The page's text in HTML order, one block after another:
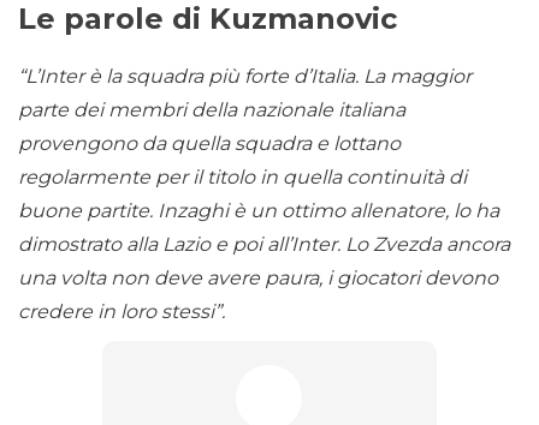
Le parole di Kuzmanovic
“L’Inter è la squadra più forte d’Italia. La maggior
parte dei membri della nazionale italiana
provengono da quella squadra e lottano
regolarmente per il titolo in quella continuità di
buone partite. Inzaghi è un ottimo allenatore, lo ha
dimostrato alla Lazio e poi all’Inter. Lo Zvezda ancora
una volta non deve avere paura, i giocatori devono
credere in loro stessi”.